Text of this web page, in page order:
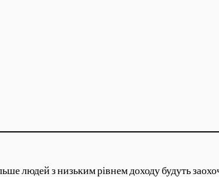
людей з низьким рівнем доходу будуть